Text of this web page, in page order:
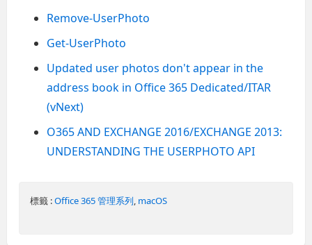
Remove-UserPhoto
Get-UserPhoto
Updated user photos don't appear in the
address book in Office 365 Dedicated/ITAR
(vNext)
O365 AND EXCHANGE 2016/EXCHANGE 2013:
UNDERSTANDING THE USERPHOTO API
標籤 :Office 365 管理系列 macOS